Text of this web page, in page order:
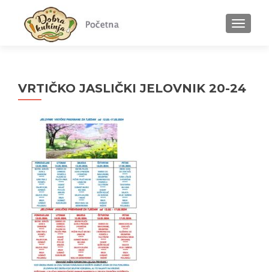
MENU
VRTIČKO JASLIČKI JELOVNIK 20-24